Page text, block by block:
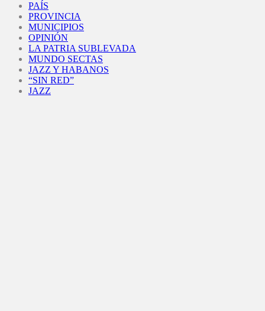
PAÍS
PROVINCIA
MUNICIPIOS
OPINIÓN
LA PATRIA SUBLEVADA
MUNDO SECTAS
JAZZ Y HABANOS
“SIN RED”
JAZZ